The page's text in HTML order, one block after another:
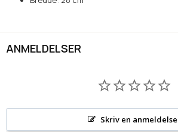
ANMELDELSER
Skriv en anmeldelse